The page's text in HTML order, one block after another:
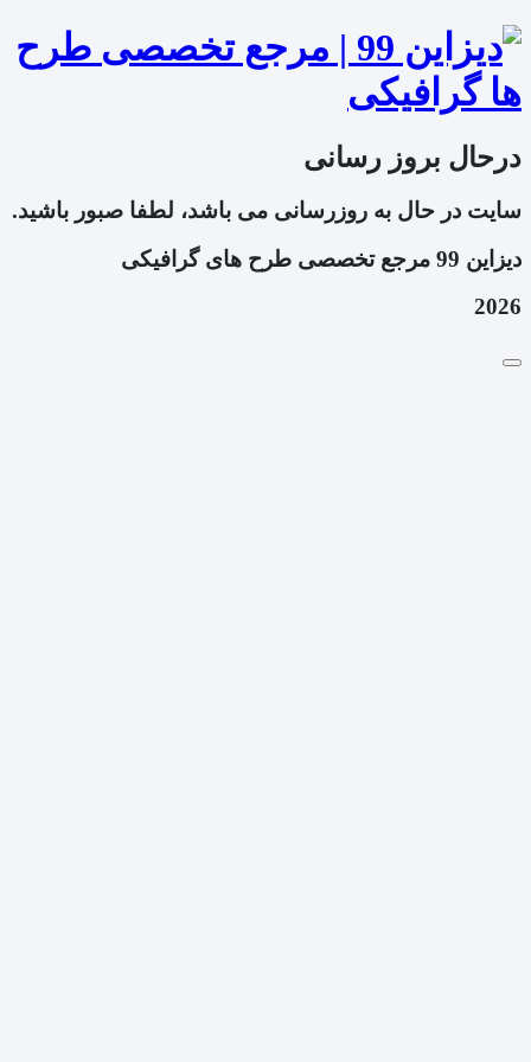
درحال بروز رسانی
سایت در حال به روزرسانی می باشد، لطفا صبور باشید.
دیزاین 99 مرجع تخصصی طرح های گرافیکی
2026